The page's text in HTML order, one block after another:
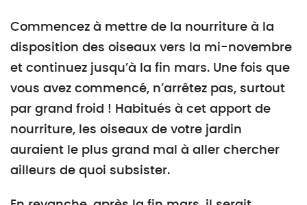
Commencez à mettre de la nourriture à la
disposition des oiseaux vers la mi-novembre
et continuez jusqu’à la fin mars. Une fois que
vous avez commencé, n’arrêtez pas, surtout
par grand froid ! Habitués à cet apport de
nourriture, les oiseaux de votre jardin
auraient le plus grand mal à aller chercher
ailleurs de quoi subsister.